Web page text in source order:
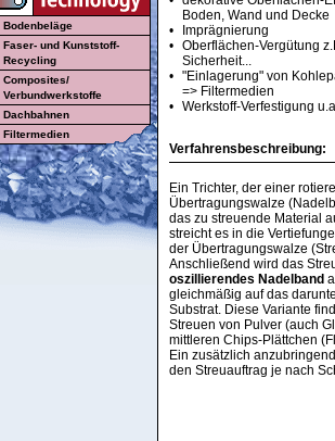
Beschichtungsmaschinen,
belt press, flooring, resilient flooring,
nonwoven equipment, plastic equipment, rubber
of tailor made machinery and plants for the
Vertrieb, Herstellung, Montage,
, Textil- und Vliesstoffbereich,
Visualisierung, elektrische Steuerungen,
Bodenbeläge
Faser- und Kunststoff-
Recycling
Composites/
Verbundwerkstoffe
Dachbahnen
Filtermedien
Boden, Wand und Decke
•
Imprägnierung
• Oberflächen-Vergütung
Sicherheit...
• "Einlagerung" von
=> Filtermedien
• Werkstoff-Verfestigung
Verfahrensbeschreibung:
Ein Trichter, der einer
Übertragungswalze
das zu streuende Material
streicht es in die
der Übertragungswalze
Anschließend wird das
oszillierendes Nadelband
gleichmäßig auf das
Substrat. Diese Variante
Streuen von Pulver (auch
mittleren Chips-Plättchen
Ein zusätzlich
den Streuauftrag je nach